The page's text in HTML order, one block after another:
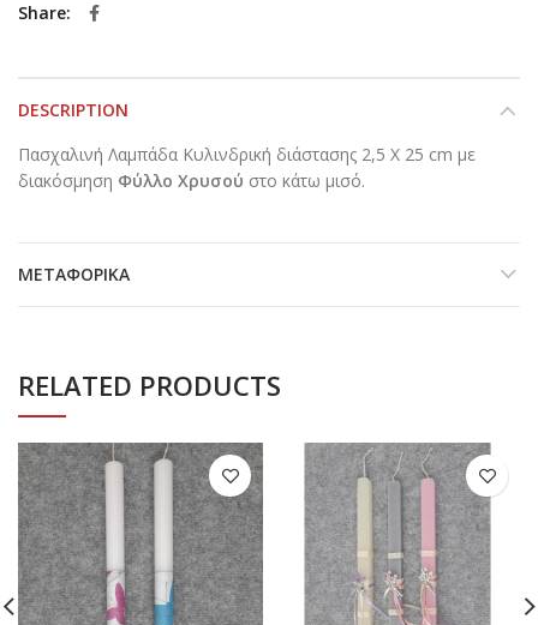
Share
DESCRIPTION
Πασχαλινή Λαμπάδα Κυλινδρική διάστασης 2,5 Χ 25 cm με
διακόσμηση Φύλλο Χρυσού στο κάτω μισό.
ΜΕΤΑΦΟΡΙΚΆ
RELATED PRODUCTS